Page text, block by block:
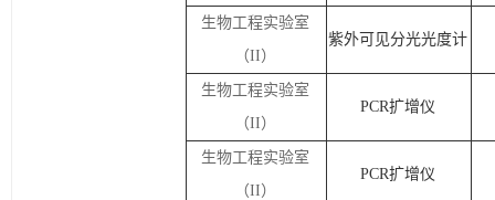
生物工程实验室
（II）
紫外可见分光光度计
生物工程实验室
（II）
PCR扩增仪
生物工程实验室
（II）
PCR扩增仪